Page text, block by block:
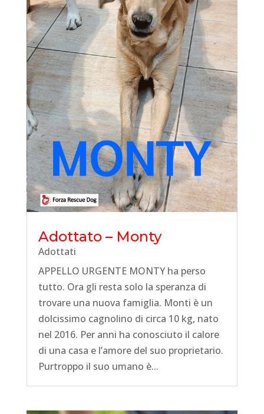
Adottato – Monty
Adottati
APPELLO URGENTE MONTY ha perso
tutto. Ora gli resta solo la speranza di
trovare una nuova famiglia. Monti è un
dolcissimo cagnolino di circa 10 kg, nato
nel 2016. Per anni ha conosciuto il calore
di una casa e l’amore del suo proprietario.
Purtroppo il suo umano è...